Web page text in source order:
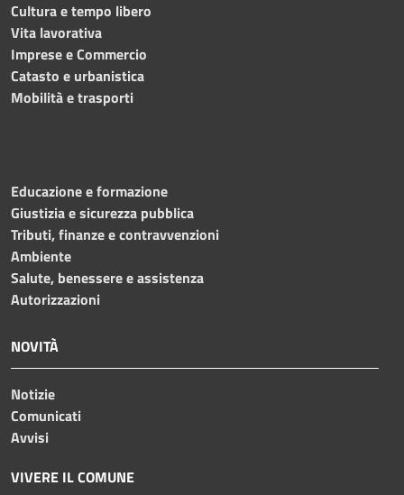
Cultura e tempo libero
Vita lavorativa
Imprese e Commercio
Catasto e urbanistica
Mobilità e trasporti
Educazione e formazione
Giustizia e sicurezza pubblica
Tributi, finanze e contravvenzioni
Ambiente
Salute, benessere e assistenza
Autorizzazioni
NOVITÀ
Notizie
Comunicati
Avvisi
VIVERE IL COMUNE